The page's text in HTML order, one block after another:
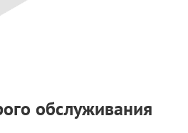
обслуживания